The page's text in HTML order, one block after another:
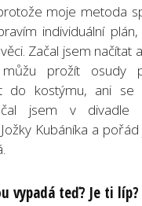
moje metoda
individuální
Začal jsem načítat
prožít osudy
do kostýmu, ani se
jsem v divadle
Kubáníka a
vypadá teď? Je ti líp?